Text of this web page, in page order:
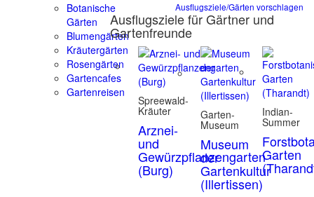
Botanische
Gärten
Blumengärten
Kräutergärten
Rosengärten
Gartencafes
Gartenreisen
Ausflugsziele/Gärten vorschlagen
Ausflugsziele für Gärtner und
Gartenfreunde
Spreewald-
Kräuter
Arznei-
und
Gewürzpflanzengarten
(Burg)
Garten-
Museum
Museum
der
Gartenkultur
(Illertissen)
Indian-
Summer
Garten